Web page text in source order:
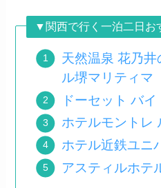
▼関西で行く一泊二日お
天然温泉 花乃
ル堺マリティマ
ドーセット バ
ホテルモントレ
ホテル近鉄ユニ
アスティルホテ